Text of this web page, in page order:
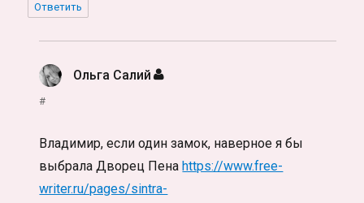
Ответить
Ольга Салий :
#
Владимир, если один замок, наверное я бы
выбрала Дворец Пена https://www.free-
writer.ru/pages/sintra-